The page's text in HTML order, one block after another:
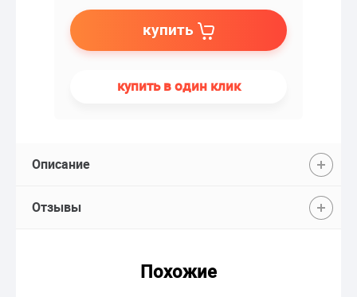
купить
купить в один клик
Описание
Отзывы
Похожие